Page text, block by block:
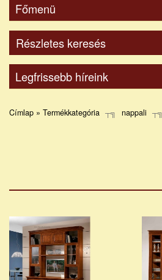
Főmenü
Részletes keresés
Legfrissebb híreink
Címlap » Termékkategória nappali